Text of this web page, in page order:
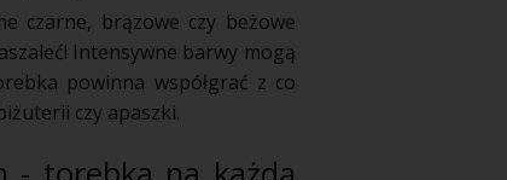
czarne, brązowe czy beżowe
Intensywne barwy mogą
powinna współgrać z co
czy apaszki.